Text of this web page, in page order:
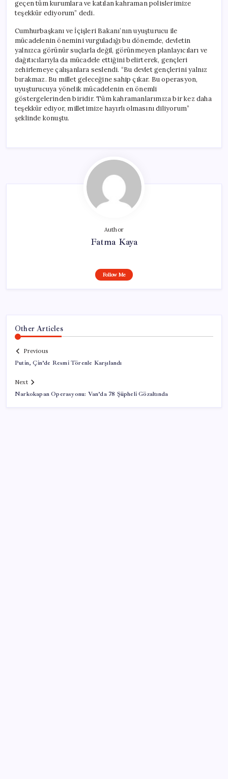
geçen tüm kurumlara ve katılan kahraman polislerimize
teşekkür ediyorum” dedi.
Cumhurbaşkanı ve İçişleri Bakanı’nın uyuşturucu ile
mücadelenin önemini vurguladığı bu dönemde, devletin
yalnızca görünür suçlarla değil, görünmeyen planlayıcıları ve
dağıtıcılarıyla da mücadele ettiğini belirterek, gençleri
zehirlemeye çalışanlara seslendi. “Bu devlet gençlerini yalnız
bırakmaz. Bu millet geleceğine sahip çıkar. Bu operasyon,
uyuşturucuya yönelik mücadelenin en önemli
göstergelerinden biridir. Tüm kahramanlarımıza bir kez daha
teşekkür ediyor, milletimize hayırlı olmasını diliyorum”
şeklinde konuştu.
Author
Fatma Kaya
Follow Me
Other Articles
Previous
Putin, Çin’de Resmi Törenle Karşılandı
Next
Narkokapan Operasyonu: Van’da 78 Şüpheli Gözaltında